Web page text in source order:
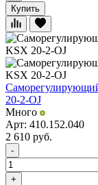
Купить
20-2-OJ
Много
Арт: 410.152.040
2 610 руб.
-
+